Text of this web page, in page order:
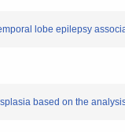
lobe epilepsy
based on the